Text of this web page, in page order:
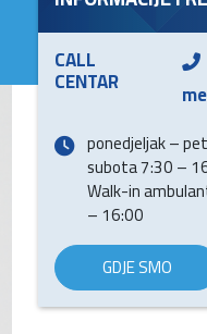
CALL
CENTAR
ponedjeljak –
subota 7:30 –
Walk-in
– 16:00
GDJE SMO